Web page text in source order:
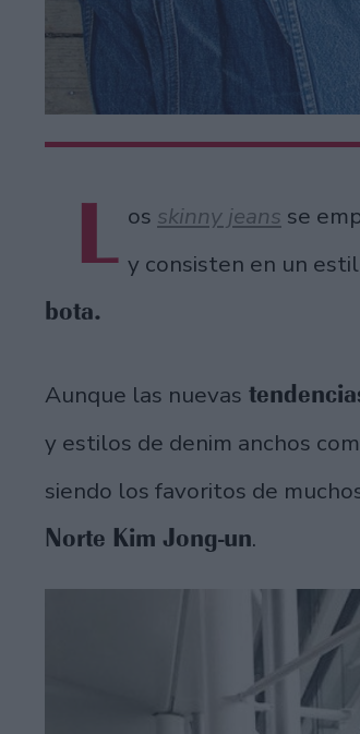
L os skinny jeans se
y consisten en un
bota.
Aunque las nuevas
y estilos de denim anchos
siendo los favoritos de
Norte Kim Jong-un.